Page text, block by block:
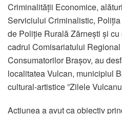
Criminalității Economice,
Serviciului Criminalistic,
de Poliție Rurală Zărnești și
cadrul Comisariatului
Consumatorilor Brașov, au
localitatea Vulcan, municipiul
cultural-artistice ”Zilele
Acțiunea a avut ca obiectiv